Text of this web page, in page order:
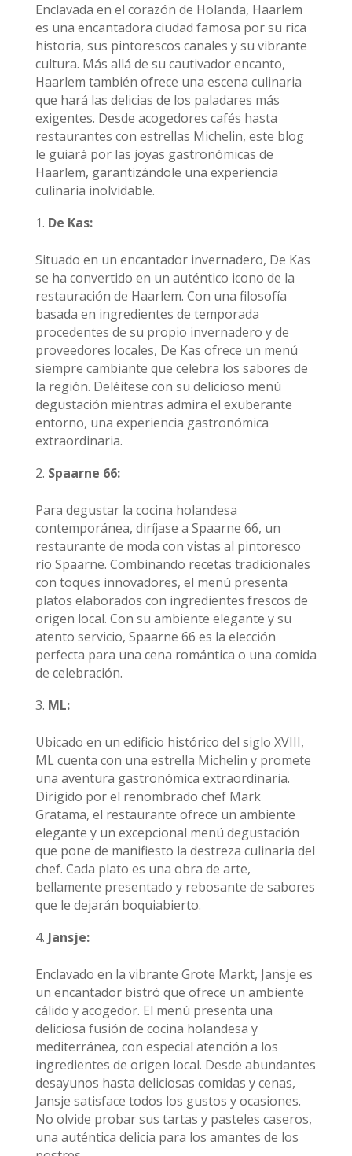
Enclavada en el corazón de Holanda, Haarlem
es una encantadora ciudad famosa por su rica
historia, sus pintorescos canales y su vibrante
cultura. Más allá de su cautivador encanto,
Haarlem también ofrece una escena culinaria
que hará las delicias de los paladares más
exigentes. Desde acogedores cafés hasta
restaurantes con estrellas Michelin, este blog
le guiará por las joyas gastronómicas de
Haarlem, garantizándole una experiencia
culinaria inolvidable.
De Kas:
Situado en un encantador invernadero, De Kas
se ha convertido en un auténtico icono de la
restauración de Haarlem. Con una filosofía
basada en ingredientes de temporada
procedentes de su propio invernadero y de
proveedores locales, De Kas ofrece un menú
siempre cambiante que celebra los sabores de
la región. Deléitese con su delicioso menú
degustación mientras admira el exuberante
entorno, una experiencia gastronómica
extraordinaria.
Spaarne 66:
Para degustar la cocina holandesa
contemporánea, diríjase a Spaarne 66, un
restaurante de moda con vistas al pintoresco
río Spaarne. Combinando recetas tradicionales
con toques innovadores, el menú presenta
platos elaborados con ingredientes frescos de
origen local. Con su ambiente elegante y su
atento servicio, Spaarne 66 es la elección
perfecta para una cena romántica o una comida
de celebración.
ML:
Ubicado en un edificio histórico del siglo XVIII,
ML cuenta con una estrella Michelin y promete
una aventura gastronómica extraordinaria.
Dirigido por el renombrado chef Mark
Gratama, el restaurante ofrece un ambiente
elegante y un excepcional menú degustación
que pone de manifiesto la destreza culinaria del
chef. Cada plato es una obra de arte,
bellamente presentado y rebosante de sabores
que le dejarán boquiabierto.
Jansje:
Enclavado en la vibrante Grote Markt, Jansje es
un encantador bistró que ofrece un ambiente
cálido y acogedor. El menú presenta una
deliciosa fusión de cocina holandesa y
mediterránea, con especial atención a los
ingredientes de origen local. Desde abundantes
desayunos hasta deliciosas comidas y cenas,
Jansje satisface todos los gustos y ocasiones.
No olvide probar sus tartas y pasteles caseros,
una auténtica delicia para los amantes de los